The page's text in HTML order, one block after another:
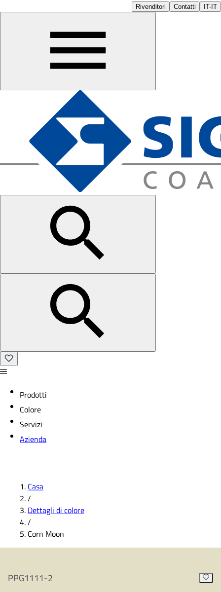
Rivenditori Contatti IT-IT
Prodotti
Colore
Servizi
Azienda
Casa
/
Dettagli di colore
/
Corn Moon
PPG1111-2